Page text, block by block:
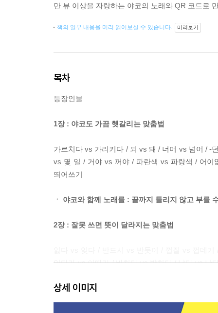
만 뷰 이상을 자랑하는 야코의 노래와 QR 코드로
책의 일부 내용을 미리 읽어보실 수 있습니다. 미리보기
목차
등장인물
1장 : 야코도 가끔 헷갈리는 맞춤법
가르치다 vs 가리키다 / 되 vs 돼 / 너머 vs 넘어 / -
vs 몇 일 / 거야 vs 꺼야 / 파란색 vs 파랑색 / 어
띄어쓰기
ㆍ 야코와 함께 노래를 : 끝까지 틀리지 않고 부를
2장 : 잘못 쓰면 뜻이 달라지는 맞춤법
있다가 vs 이따가 / 바치다 vs 받치다 / 낳다 vs 낫
ㆍ 야코와 함께 노래를 : 한국인만 알아들을 수 있
상세 이미지